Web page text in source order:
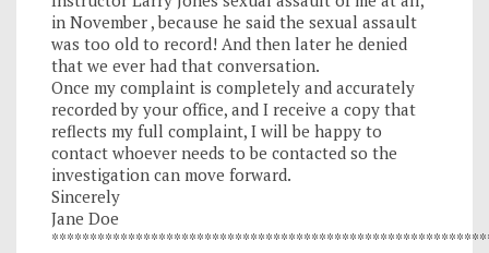
in November , because he said the sexual assault
was too old to record! And then later he denied
that we ever had that conversation.
Once my complaint is completely and accurately
recorded by your office, and I receive a copy that
reflects my full complaint, I will be happy to
contact whoever needs to be contacted so the
investigation can move forward.
Sincerely
Jane Doe